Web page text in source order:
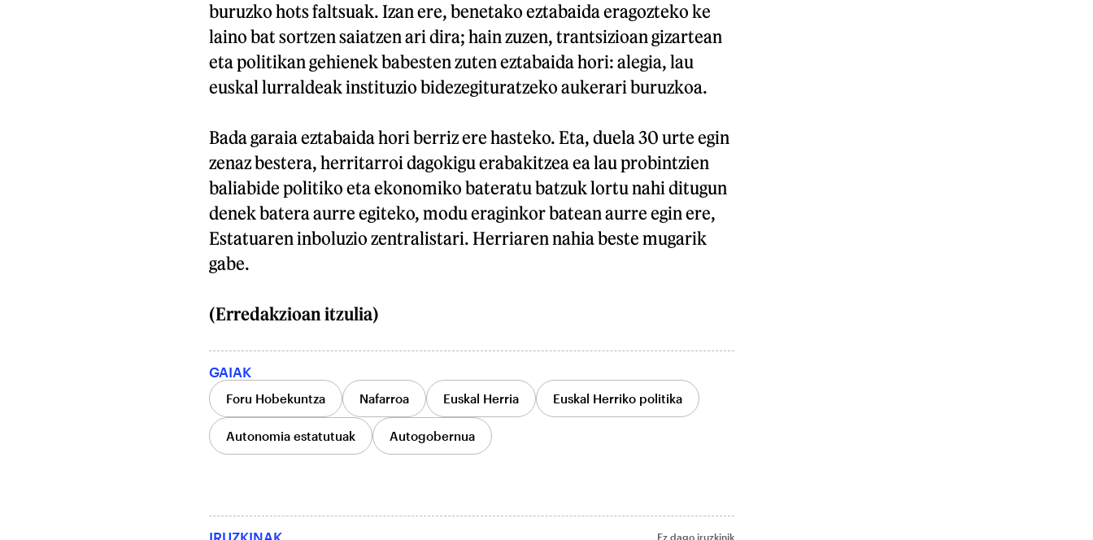
buruzko hots faltsuak. Izan ere, benetako eztabaida eragozteko ke
laino bat sortzen saiatzen ari dira; hain zuzen, trantsizioan gizartean
eta politikan gehienek babesten zuten eztabaida hori: alegia, lau
euskal lurraldeak instituzio bidezegituratzeko aukerari buruzkoa.
Bada garaia eztabaida hori berriz ere hasteko. Eta, duela 30 urte egin
zenaz bestera, herritarroi dagokigu erabakitzea ea lau probintzien
baliabide politiko eta ekonomiko bateratu batzuk lortu nahi ditugun
denek batera aurre egiteko, modu eraginkor batean aurre egin ere,
Estatuaren inboluzio zentralistari. Herriaren nahia beste mugarik
gabe.
(Erredakzioan itzulia)
GAIAK
Foru Hobekuntza Nafarroa Euskal Herria Euskal Herriko politika
Autonomia estatutuak Autogobernua
IRUZKINAK Ez dago iruzkinik